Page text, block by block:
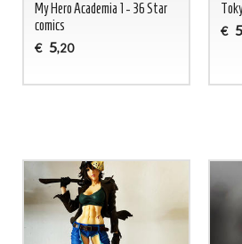
My Hero Academia 1 - 36 Star
comics
€ 5,20
€ 5